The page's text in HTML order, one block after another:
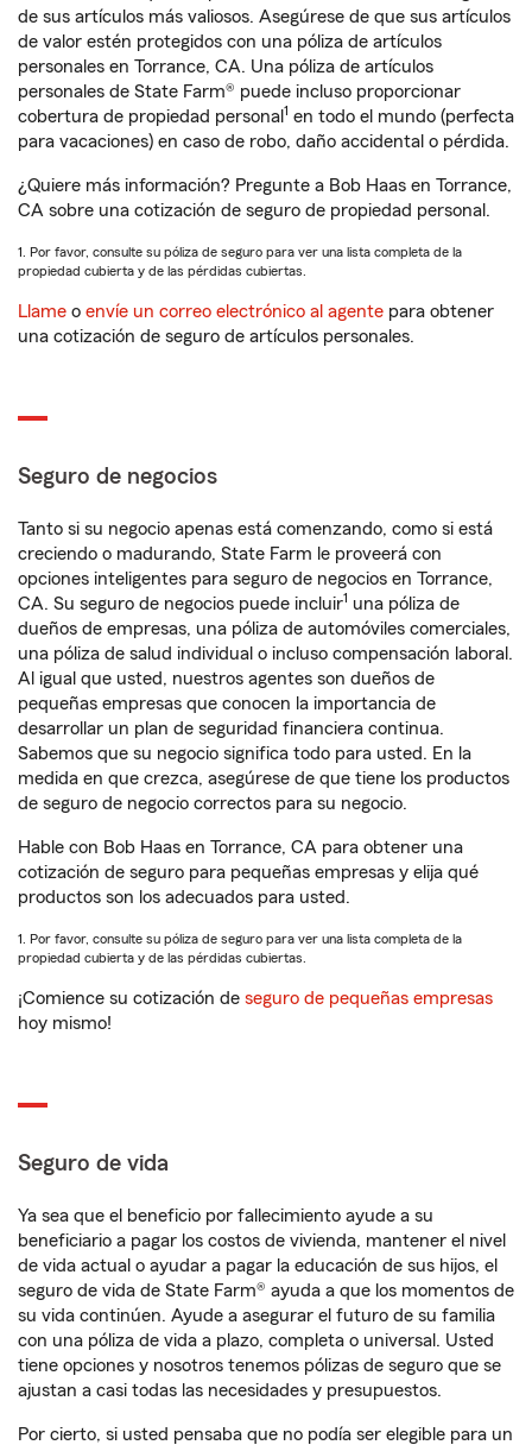
de sus artículos más valiosos. Asegúrese de que sus artículos
de valor estén protegidos con una póliza de artículos
personales en Torrance, CA. Una póliza de artículos
personales de State Farm® puede incluso proporcionar
cobertura de propiedad personal 1 en todo el mundo (perfecta
para vacaciones) en caso de robo, daño accidental o pérdida.
¿Quiere más información? Pregunte a Bob Haas en Torrance,
CA sobre una cotización de seguro de propiedad personal.
1. Por favor, consulte su póliza de seguro para ver una lista completa de la
propiedad cubierta y de las pérdidas cubiertas.
Llame o envíe un correo electrónico al agente para obtener
una cotización de seguro de artículos personales.
Seguro de negocios
Tanto si su negocio apenas está comenzando, como si está
creciendo o madurando, State Farm le proveerá con
opciones inteligentes para seguro de negocios en Torrance,
CA. Su seguro de negocios puede incluir1 una póliza de
dueños de empresas, una póliza de automóviles comerciales,
una póliza de salud individual o incluso compensación laboral.
Al igual que usted, nuestros agentes son dueños de
pequeñas empresas que conocen la importancia de
desarrollar un plan de seguridad financiera continua.
Sabemos que su negocio significa todo para usted. En la
medida en que crezca, asegúrese de que tiene los productos
de seguro de negocio correctos para su negocio.
Hable con Bob Haas en Torrance, CA para obtener una
cotización de seguro para pequeñas empresas y elija qué
productos son los adecuados para usted.
1. Por favor, consulte su póliza de seguro para ver una lista completa de la
propiedad cubierta y de las pérdidas cubiertas.
¡Comience su cotización de seguro de pequeñas empresas
hoy mismo!
Seguro de vida
Ya sea que el beneficio por fallecimiento ayude a su
beneficiario a pagar los costos de vivienda, mantener el nivel
de vida actual o ayudar a pagar la educación de sus hijos, el
seguro de vida de State Farm® ayuda a que los momentos de
su vida continúen. Ayude a asegurar el futuro de su familia
con una póliza de vida a plazo, completa o universal. Usted
tiene opciones y nosotros tenemos pólizas de seguro que se
ajustan a casi todas las necesidades y presupuestos.
Por cierto, si usted pensaba que no podía ser elegible para un